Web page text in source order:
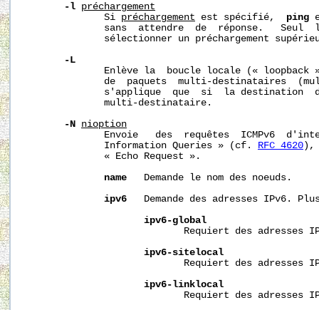
-l préchargement
              Si
préchargement est spécifié, ping
sans  attendre  de  réponse.   Seul
sélectionner un préchargement
-L
Enlève la  boucle locale (« loopback
de  paquets  multi-destinataires
s'applique  que  si  la destination
              multi-destinataire.
-N
nioption
Envoie   des  requêtes  ICMPv6
              Information Queries » (cf.
RFC 4620 ),
              « Echo Request ».
name
   Demande le nom des noeuds.
ipv6
Demande des adresses IPv6.
ipv6-global
Requiert des adresses
ipv6-sitelocal
Requiert des adresses
ipv6-linklocal
Requiert des adresses